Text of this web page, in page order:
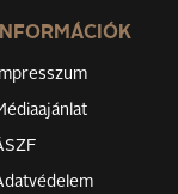
INFORMÁCIÓK
Impresszum